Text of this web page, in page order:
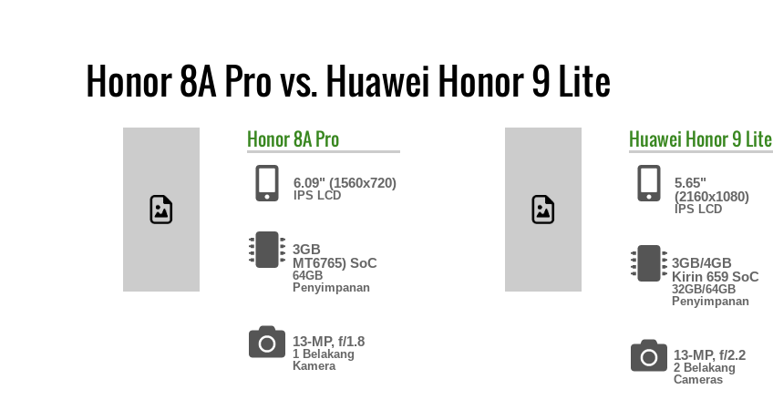
Honor 8A Pro vs. Huawei Honor 9 Lite
Honor8A Pro
6.09" (1560x720)
IPS LCD
3GB
MT6765) SoC
64GB
Penyimpanan
13-MP, f/1.8
1 Belakang
Kamera
Huawei Honor 9 Lite
5.65"
(2160x1080)
IPS LCD
3GB/4GB
Kirin 659 SoC
32GB/64GB
Penyimpanan
13-MP, f/2.2
2 Belakang
Cameras